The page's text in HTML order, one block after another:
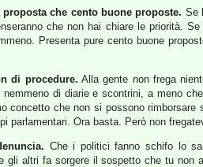
che cento buone proposte. Se
che non hai chiare le priorità.
Presenta pure cento buone
di procedure. Alla gente non frega
di diarie e scontrini, a meno
concetto che non si possono
parlamentari. Ora basta. Però non
Che i politici fanno schifo lo
gli altri fa sorgere il sospetto che tu non